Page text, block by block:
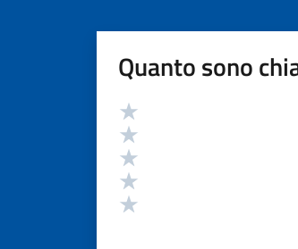
Quanto sono
Valutazione